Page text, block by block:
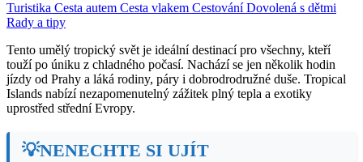
Turistika Cesta autem Cesta vlakem CestováníDovolená s dětmi
Rady a tipy
Tento umělý tropický svět je ideální destinací pro všechny, kteří
touží po úniku z chladného počasí. Nachází se jen několik hodin
jízdy od Prahy a láká rodiny, páry i dobrodrodružné duše. Tropical
Islands nabízí nezapomenutelný zážitek plný tepla a exotiky
uprostřed střední Evropy.
💡NENECHTE SI UJÍT